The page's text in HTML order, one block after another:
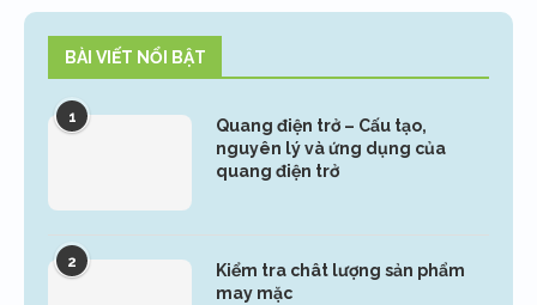
BÀI VIẾT NỔI BẬT
1
Quang điện trở – Cấu tạo,
nguyên lý và ứng dụng của
quang điện trở
2
Kiểm tra chât lượng sản phẩm
may mặc